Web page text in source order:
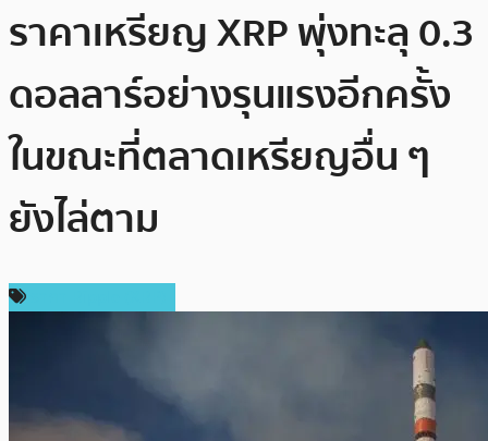
ราคาเหรียญ XRP พุ่งทะลุ 0.3
ดอลลาร์อย่างรุนแรงอีกครั้ง
ในขณะที่ตลาดเหรียญอื่น ๆ
ยังไล่ตาม